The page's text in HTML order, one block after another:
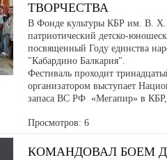
ТВОРЧЕСТВА
В Фонде культуры КБР им. В. Х.
патриотический детско-
посвященный Году единства
"Кабардино Балкария".
Фестиваль проходит
организатором выступает
запаса ВС РФ «Мегапир» в КБР,
Просмотров: 6
КОМАНДОВАЛ БОЕМ